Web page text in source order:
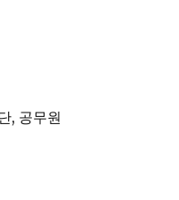
, 공무원